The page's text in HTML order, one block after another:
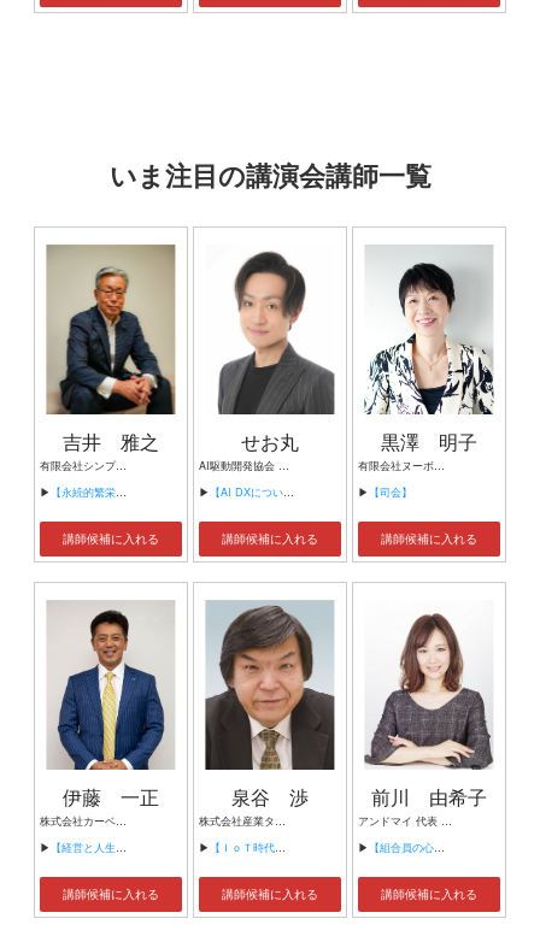
いま注目の講演会講師一覧
吉井 雅之
有限会社シンプルタスク 代表取締役 習慣形成コンサルタント
▶ 【永続的繁栄の組織づくり】
講師候補に入れる
せお丸
AI駆動開発協会 代表理事 サイバーフリークス株式会社 代表取締役
▶ 【AI DXについて】
講師候補に入れる
黒澤 明子
有限会社ヌーボヌール代表取締役
▶ 【司会】
講師候補に入れる
伊藤 一正
株式会社カーベル代表取締役社長 プロレスラーカーベル伊藤
▶ 【経営と人生がHappyになる3つのキーワード】
講師候補に入れる
泉谷 渉
株式会社産業タイムズ社 代表取締役会長 半導体産業新聞 特別編集委員
▶ 【ＩｏＴ時代にニッポンの製造業が一気に抜け出す！！ ～世界トップシェアのセンサーとロボットで戦え！】
講師候補に入れる
前川 由希子
アンドマイ 代表 組織活性化コンサルタント
▶ 【組合員の心をぐっと掴むコミュニケーション術～組合員が「あなたが言うなら」と動き出す３ステップ～】
講師候補に入れる